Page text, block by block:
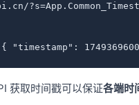
获取时间戳可以保证各端时